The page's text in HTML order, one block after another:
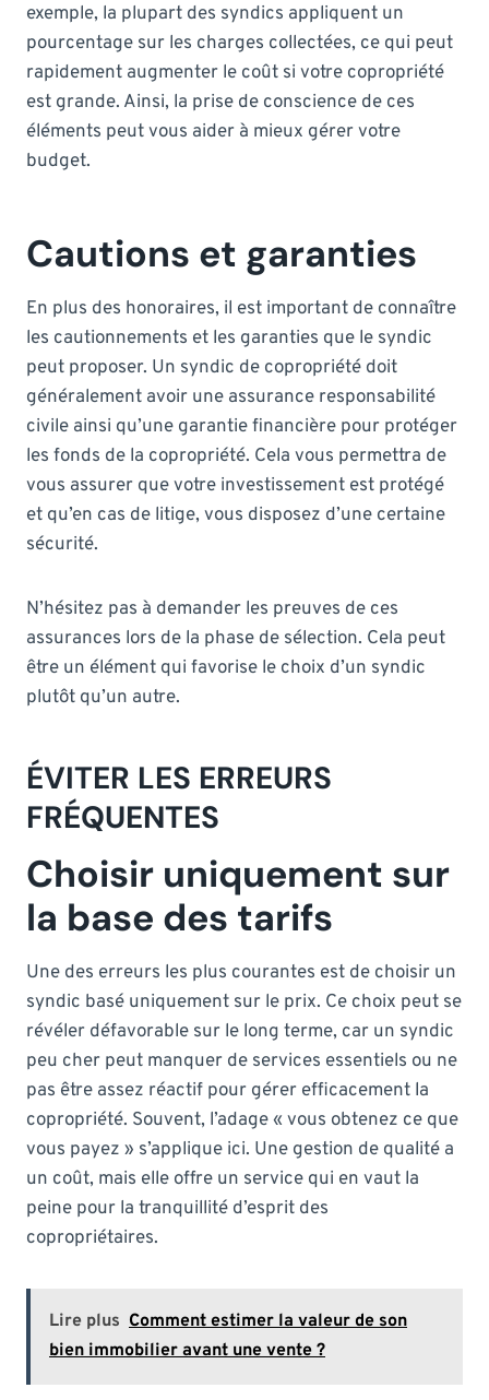
exemple, la plupart des syndics appliquent un
pourcentage sur les charges collectées, ce qui peut
rapidement augmenter le coût si votre copropriété
est grande. Ainsi, la prise de conscience de ces
éléments peut vous aider à mieux gérer votre
budget.
Cautions et garanties
En plus des honoraires, il est important de connaître
les cautionnements et les garanties que le syndic
peut proposer. Un syndic de copropriété doit
généralement avoir une assurance responsabilité
civile ainsi qu’une garantie financière pour protéger
les fonds de la copropriété. Cela vous permettra de
vous assurer que votre investissement est protégé
et qu’en cas de litige, vous disposez d’une certaine
sécurité.
N’hésitez pas à demander les preuves de ces
assurances lors de la phase de sélection. Cela peut
être un élément qui favorise le choix d’un syndic
plutôt qu’un autre.
ÉVITER LES ERREURS
FRÉQUENTES
Choisir uniquement sur
la base des tarifs
Une des erreurs les plus courantes est de choisir un
syndic basé uniquement sur le prix. Ce choix peut se
révéler défavorable sur le long terme, car un syndic
peu cher peut manquer de services essentiels ou ne
pas être assez réactif pour gérer efficacement la
copropriété. Souvent, l’adage « vous obtenez ce que
vous payez » s’applique ici. Une gestion de qualité a
un coût, mais elle offre un service qui en vaut la
peine pour la tranquillité d’esprit des
copropriétaires.
Lire plus Comment estimer la valeur de son
bien immobilier avant une vente ?